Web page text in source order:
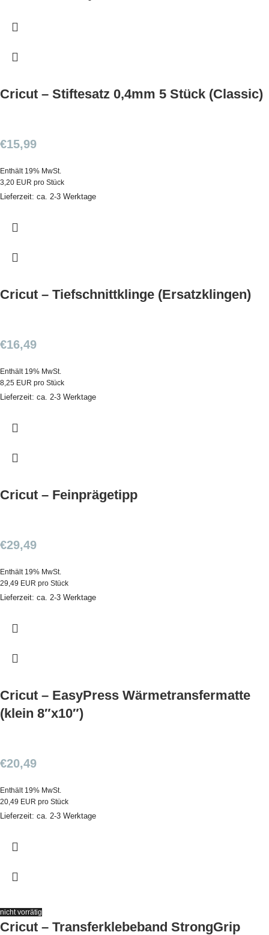
Cricut – Stiftesatz 0,4mm 5 Stück (Classic)
€15,99
Enthält 19% MwSt.
3,20 EUR pro Stück
Lieferzeit: ca. 2-3 Werktage
Cricut – Tiefschnittklinge (Ersatzklingen)
€16,49
Enthält 19% MwSt.
8,25 EUR pro Stück
Lieferzeit: ca. 2-3 Werktage
Cricut – Feinprägetipp
€29,49
Enthält 19% MwSt.
29,49 EUR pro Stück
Lieferzeit: ca. 2-3 Werktage
Cricut – EasyPress Wärmetransfermatte
(klein 8″x10″)
€20,49
Enthält 19% MwSt.
20,49 EUR pro Stück
Lieferzeit: ca. 2-3 Werktage
nicht vorrätig
Cricut – Transferklebeband StrongGrip